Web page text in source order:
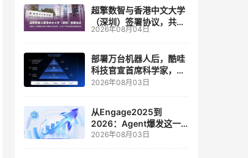
管理
超擎数智与香港中文大学
（深圳）签署协议，共建
人工智能和边缘计算联合
2026年08月04日
部署万台机器人后，酷哇
科技官宣首席科学家，要
让世界模型交付生产力
2026年08月03日
从Engage2025到
2026：Agent爆发这一
年，AI CRM 走到哪了
2026年08月03日